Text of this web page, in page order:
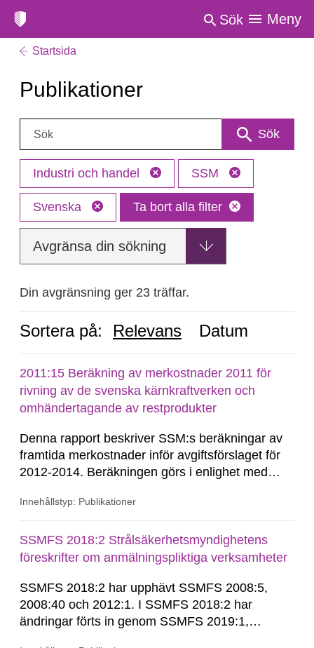
Sök Meny
Startsida
Publikationer
Sök: Sök
Industri och handel SSM
Svenska Ta bort alla filter
Avgränsa din sökning
Din avgränsning ger 23 träffar.
Sortera på: Relevans Datum
2011:15 Beräkning av merkostnader 2011 för
rivning av de svenska kärnkraftverken och
omhändertagande av restprodukter
Denna rapport beskriver SSM:s beräkningar av
framtida merkostnader inför avgiftsförslaget för
2012-2014. Beräkningen görs i enlighet med
merkostnader fram till dess att restprodukterna
förvarade. Enligt nuvarande beräkningar antas
detta ske 2069. Uppskattningen...
Innehållstyp: Publikationer
SSMFS 2018:2 Strålsäkerhetsmyndighetens
föreskrifter om anmälningspliktiga verksamheter
SSMFS 2018:2 har upphävt SSMFS 2008:5,
2008:40 och 2012:1. I SSMFS 2018:2 har
ändringar förts in genom SSMFS 2019:1,